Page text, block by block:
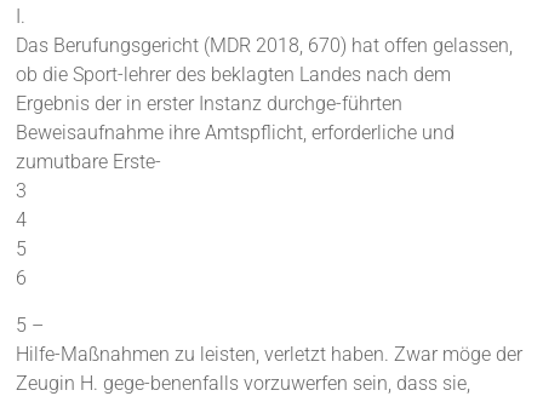
I.
Das Berufungsgericht (MDR 2018, 670) hat offen gelassen,
ob die Sport-lehrer des beklagten Landes nach dem
Ergebnis der in erster Instanz durchge-führten
Beweisaufnahme ihre Amtspflicht, erforderliche und
zumutbare Erste-
3
4
5
6
5 –
Hilfe-Maßnahmen zu leisten, verletzt haben. Zwar möge der
Zeugin H. gege-benenfalls vorzuwerfen sein, dass sie,